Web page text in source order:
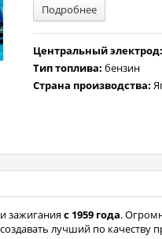
Подробнее
Центральный электрод:
Тип топлива: бензин
Страна производства:
зажиганияс 1959 года.
лучший по качеству